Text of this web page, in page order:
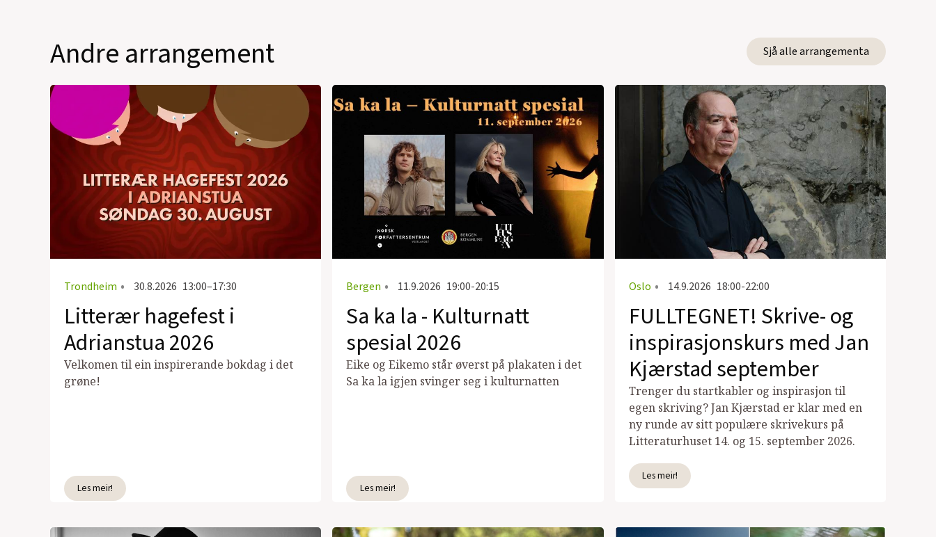
Andre arrangement Sjå alle arrangementa
Trondheim • 30.8.2026 13:00–17:30
Litterær hagefest i
Adrianstua 2026
Velkomen til ein inspirerande bokdag i det
grøne!
Les meir!
Bergen • 11.9.2026 19:00-20:15
Sa ka la - Kulturnatt
spesial 2026
Eike og Eikemo står øverst på plakaten i det
Sa ka la igjen svinger seg i kulturnatten
Les meir!
Oslo • 14.9.2026 18:00-22:00
FULLTEGNET! Skrive- og
inspirasjonskurs med Jan
Kjærstad september
Trenger du startkabler og inspirasjon til
egen skriving? Jan Kjærstad er klar med en
ny runde av sitt populære skrivekurs på
Litteraturhuset 14. og 15. september 2026.
Les meir!